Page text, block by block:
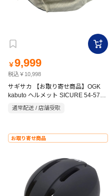
￥9,999
税込￥10,998
サギサカ 【お取り寄せ商品】OGK
kabuto ヘルメット SICURE 54-57cm
ベージュ
通常配送 / 店舗受取
お取り寄せ商品